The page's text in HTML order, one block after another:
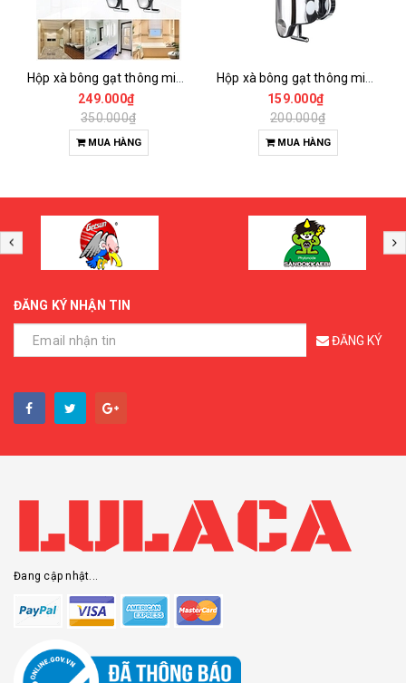
249.000₫
350.000₫
MUA HÀNG
159.000₫
200.000₫
MUA HÀNG
ĐĂNG KÝ NHẬN TIN
ĐĂNG KÝ
Đang cập nhật...